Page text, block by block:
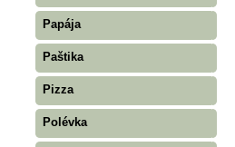
Papája
Paštika
Pizza
Polévka